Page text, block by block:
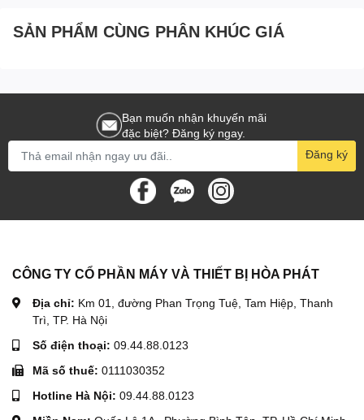
SẢN PHẨM CÙNG PHÂN KHÚC GIÁ
Bạn muốn nhận khuyến mãi
đặc biệt? Đăng ký ngay.
Đăng ký
CÔNG TY CỔ PHẦN MÁY VÀ THIẾT BỊ HÒA PHÁT
Địa chỉ: Km 01, đường Phan Trọng Tuệ, Tam Hiệp, Thanh
Trì, TP. Hà Nội
Số điện thoại: 09.44.88.0123
Mã số thuế: 0111030352
Hotline Hà Nội: 09.44.88.0123